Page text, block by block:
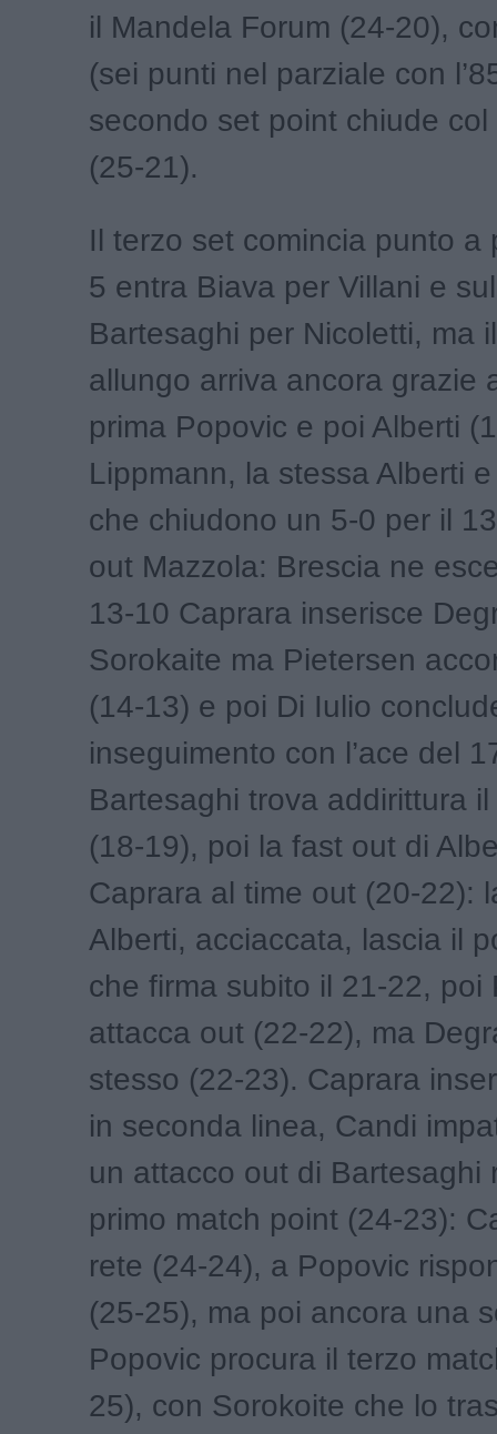
il Mandela Forum (24-20),
(sei punti nel parziale con
secondo set point chiude
(25-21).
Il terzo set comincia punto a
5 entra Biava per Villani e
Bartesaghi per Nicoletti, ma
allungo arriva ancora grazie
prima Popovic e poi Alberti
Lippmann, la stessa Alberti
che chiudono un 5-0 per il
out Mazzola: Brescia ne
13-10 Caprara inserisce
Sorokaite ma Pietersen
(14-13) e poi Di Iulio
inseguimento con l’ace del
Bartesaghi trova addirittura
(18-19), poi la fast out di
Caprara al time out (20-22):
Alberti, acciaccata, lascia il
che firma subito il 21-22, poi
attacca out (22-22), ma
stesso (22-23). Caprara
in seconda linea, Candi
un attacco out di Bartesaghi
primo match point (24-23):
rete (24-24), a Popovic
(25-25), ma poi ancora una
Popovic procura il terzo
25), con Sorokoite che lo